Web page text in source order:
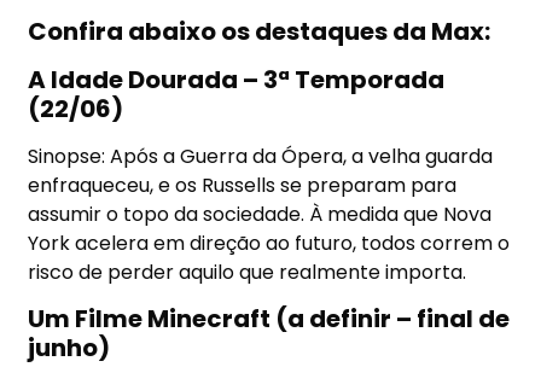
Confira abaixo os destaques da Max:
A Idade Dourada – 3ª Temporada
(22/06)
Sinopse: Após a Guerra da Ópera, a velha guarda
enfraqueceu, e os Russells se preparam para
assumir o topo da sociedade. À medida que Nova
York acelera em direção ao futuro, todos correm o
risco de perder aquilo que realmente importa.
Um Filme Minecraft (a definir – final de
junho)